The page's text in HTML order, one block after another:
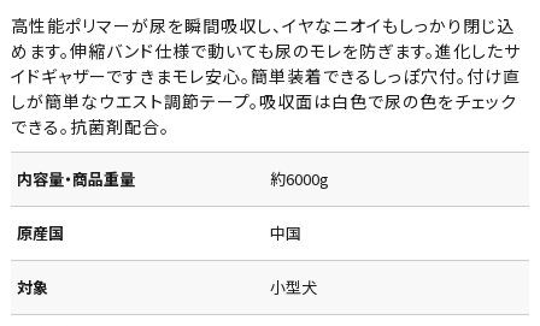
高性能ポリマーが尿を瞬間吸収し、イヤなニオイもしっかり閉じ込
めます。伸縮バンド仕様で動いても尿のモレを防ぎます。進化したサ
イドギャザーですきまモレ安心。簡単装着できるしっぽ穴付。付け直
しが簡単なウエスト調節テープ。吸収面は白色で尿の色をチェック
できる。抗菌剤配合。
内容量・商品重量 約6000g
原産国 中国
対象 小型犬